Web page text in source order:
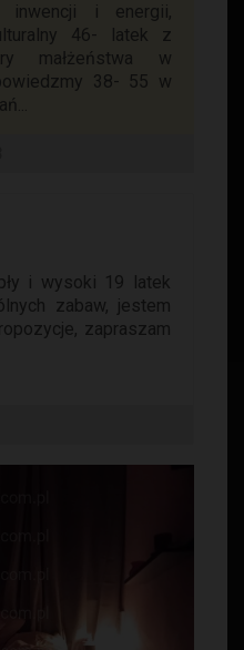
inwencji i energii,
46- latek z
małżeństwa w
38- 55 w
i wysoki 19 latek
zabaw, jestem
zapraszam